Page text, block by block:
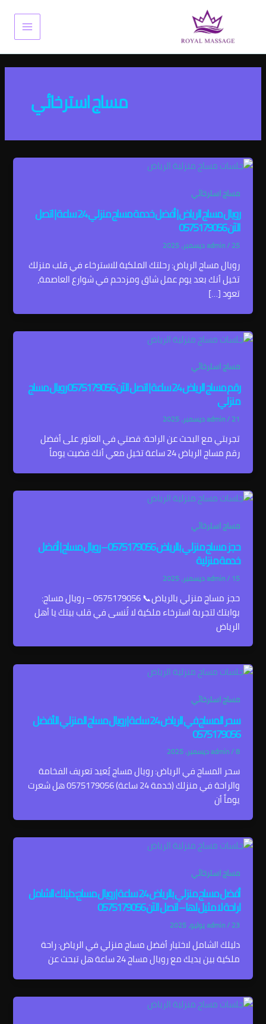
Main
Menu
مساج استرخائي
مساج استرخائي
رويال مساج الرياض | أفضل خدمة مساج منزلي 24 ساعة | اتصل
الآن 0575179056
admin/25 ديسمبر، 2025
رويال مساج الرياض: رحلتك الملكية للاسترخاء في قلب منزلك
تخيل أنك بعد يوم عمل شاق ومزدحم في شوارع العاصمة،
تعود […]
مساج استرخائي
رقم مساج الرياض 24 ساعة | اتصل الآن 0575179056 رويال مساج
منزلي
admin/21 ديسمبر، 2025
تجربتي مع البحث عن الراحة: قصتي في العثور على أفضل
رقم مساج الرياض 24 ساعة تخيل معي أنك قضيت يوماً
مساج استرخائي
حجز مساج منزلي بالرياض 0575179056 – رويال مساج | أفضل
خدمة منزلية
admin/15 ديسمبر، 2025
حجز مساج منزلي بالرياض📞 0575179056 – رويال مساج:
بوابتك لتجربة استرخاء ملكية لا تُنسى في قلب بيتك يا أهل
الرياض
مساج استرخائي
سحر المساج في الرياض 24 ساعة | رويال مساج المنزلي الأفضل
0575179056
admin/8 ديسمبر، 2025
سحر المساج في الرياض: رويال مساج يُعيد تعريف الفخامة
والراحة في منزلك (خدمة 24 ساعة) 0575179056 هل شعرت
يوماً أن
مساج استرخائي
أفضل مساج منزلي بالرياض 24 ساعة | رويال مساج: دليلك الشامل
لراحة لا مثيل لها – اتصل الآن 0575179056
admin/23 يوليو، 2025
دليلك الشامل لاختيار أفضل مساج منزلي في الرياض: راحة
ملكية بين يديك مع رويال مساج 24 ساعة هل تبحث عن